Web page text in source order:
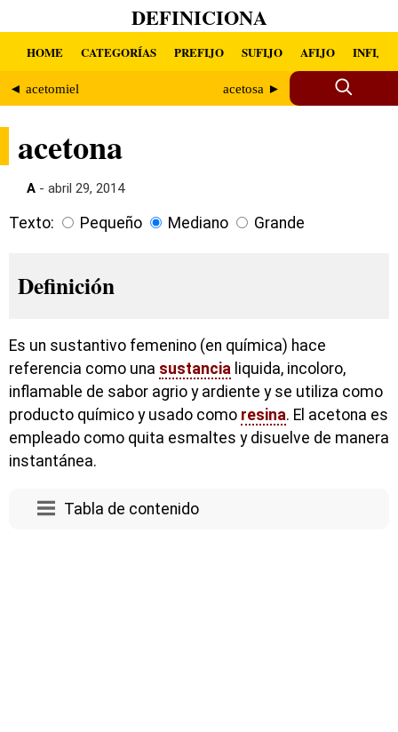
DEFINICIONA
HOME CATEGORÍAS PREFIJO SUFIJO AFIJO INFIJO
◄ acetomiel acetosa ►
acetona
A - abril 29, 2014
Texto: Pequeño Mediano Grande
Definición
Es un sustantivo femenino (en química) hace
referencia como una sustancia liquida, incoloro,
inflamable de sabor agrio y ardiente y se utiliza como
producto químico y usado como resina. El acetona es
empleado como quita esmaltes y disuelve de manera
instantánea.
Tabla de contenido